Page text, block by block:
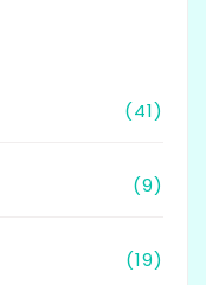
(41)
(9)
(19)